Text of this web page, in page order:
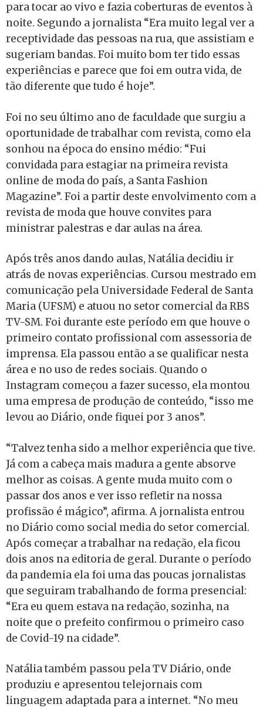
para tocar ao vivo e fazia coberturas de eventos à
noite. Segundo a jornalista “Era muito legal ver a
receptividade das pessoas na rua, que assistiam e
sugeriam bandas. Foi muito bom ter tido essas
experiências e parece que foi em outra vida, de
tão diferente que tudo é hoje”.
Foi no seu último ano de faculdade que surgiu a
oportunidade de trabalhar com revista, como ela
sonhou na época do ensino médio: “Fui
convidada para estagiar na primeira revista
online de moda do país, a Santa Fashion
Magazine”. Foi a partir deste envolvimento com a
revista de moda que houve convites para
ministrar palestras e dar aulas na área.
Após três anos dando aulas, Natália decidiu ir
atrás de novas experiências. Cursou mestrado em
comunicação pela Universidade Federal de Santa
Maria (UFSM) e atuou no setor comercial da RBS
TV-SM. Foi durante este período em que houve o
primeiro contato profissional com assessoria de
imprensa. Ela passou então a se qualificar nesta
área e no uso de redes sociais. Quando o
Instagram começou a fazer sucesso, ela montou
uma empresa de produção de conteúdo, “isso me
levou ao Diário, onde fiquei por 3 anos”.
“Talvez tenha sido a melhor experiência que tive.
Já com a cabeça mais madura a gente absorve
melhor as coisas. A gente muda muito com o
passar dos anos e ver isso refletir na nossa
profissão é mágico”, afirma. A jornalista entrou
no Diário como social media do setor comercial.
Após começar a trabalhar na redação, ela ficou
dois anos na editoria de geral. Durante o período
da pandemia ela foi uma das poucas jornalistas
que seguiram trabalhando de forma presencial:
“Era eu quem estava na redação, sozinha, na
noite que o prefeito confirmou o primeiro caso
de Covid-19 na cidade”.
Natália também passou pela TV Diário, onde
produziu e apresentou telejornais com
linguagem adaptada para a internet. “No meu